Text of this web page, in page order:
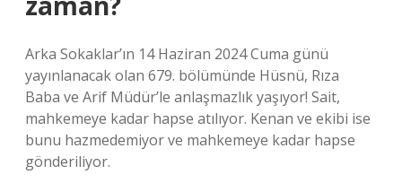
Arka Sokaklar’ın 14 Haziran 2024 Cuma günü
yayınlanacak olan 679. bölümünde Hüsnü, Rıza
Baba ve Arif Müdür’le anlaşmazlık yaşıyor! Sait,
mahkemeye kadar hapse atılıyor. Kenan ve ekibi ise
bunu hazmedemiyor ve mahkemeye kadar hapse
gönderiliyor.